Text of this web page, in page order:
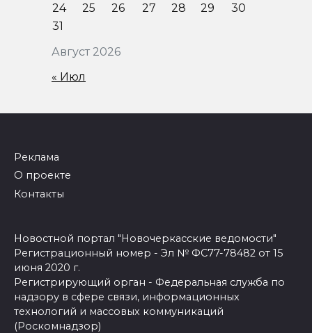
Август 2026
24
25 26 27 28 29
30
31
« Июл
Реклама
О проекте
Контакты
Новостной портал "Новочеркасские ведомости"
Регистрационный номер - Эл № ФС77-78482 от 15
июня 2020 г.
Регистрирующий орган - Федеральная служба по
надзору в сфере связи, информационных
технологий и массовых коммуникаций
(Роскомнадзор)